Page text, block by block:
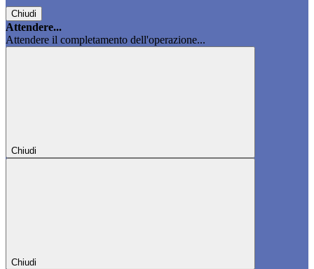
Chiudi
Attendere...
Attendere il completamento dell'operazione...
Chiudi
Chiudi